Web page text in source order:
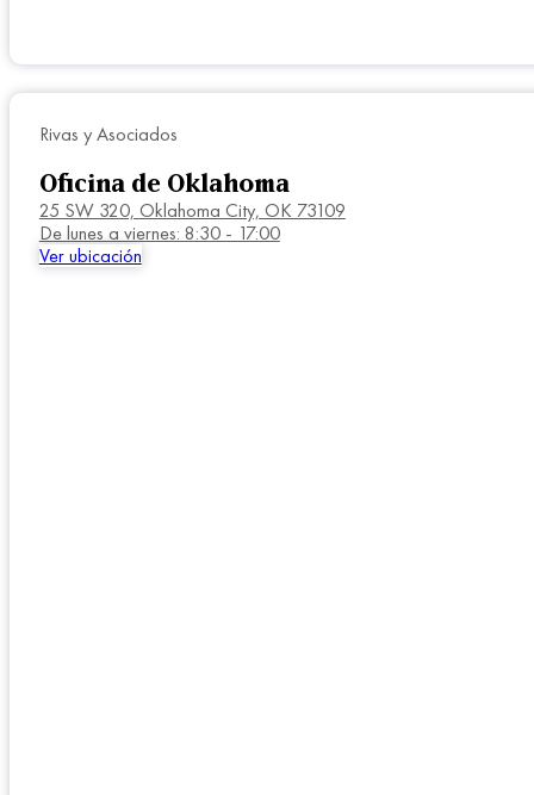
Rivas y Asociados
Oficina de Oklahoma
25 SW 320, Oklahoma City, OK 73109
De lunes a viernes: 8:30 - 17:00
Ver ubicación